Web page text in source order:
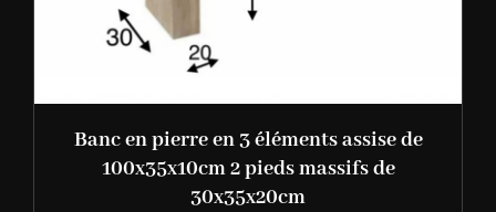
Banc en pierre en 3 éléments assise de
100x35x10cm 2 pieds massifs de
30x35x20cm